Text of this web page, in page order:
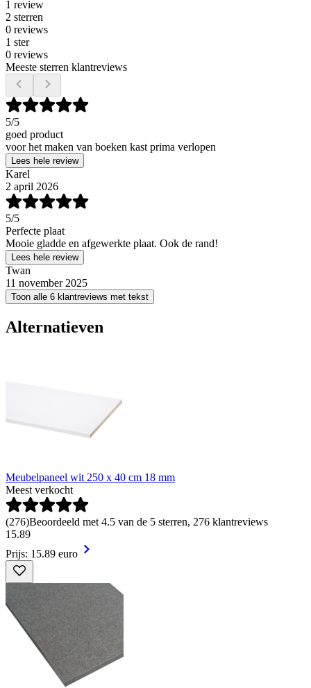
1 review
2 sterren
0 reviews
1 ster
0 reviews
Meeste sterren klantreviews
5/5
goed product
voor het maken van boeken kast prima verlopen
Lees hele review
Karel
2 april 2026
5/5
Perfecte plaat
Mooie gladde en afgewerkte plaat. Ook de rand!
Lees hele review
Twan
11 november 2025
Toon alle 6 klantreviews met tekst
Alternatieven
Meubelpaneel wit 250 x 40 cm 18 mm
Meest verkocht
(276)Beoordeeld met 4.5 van de 5 sterren, 276 klantreviews
15.89
Prijs: 15.89 euro